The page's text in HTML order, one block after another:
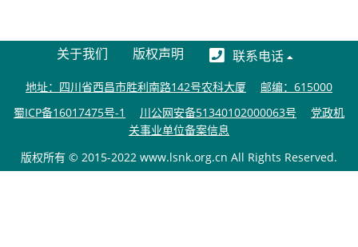
关于我们 版权声明 联系电话
地址：四川省西昌市胜利南路142号农科大厦
邮编：615000
蜀ICP备16017475号-1
川公网安备51340102000063号
党政机
关事业单位备案信息
版权所有 © 2015-2022 www.lsnk.org.cn All Rights Reserved.